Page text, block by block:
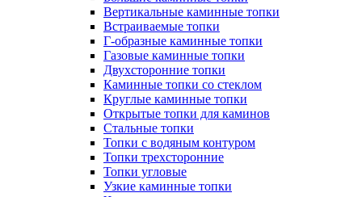
Вертикальные каминные топки
Встраиваемые топки
Г-образные каминные топки
Газовые каминные топки
Двухсторонние топки
Каминные топки со стеклом
Круглые каминные топки
Открытые топки для каминов
Стальные топки
Топки с водяным контуром
Топки трехсторонние
Топки угловые
Узкие каминные топки